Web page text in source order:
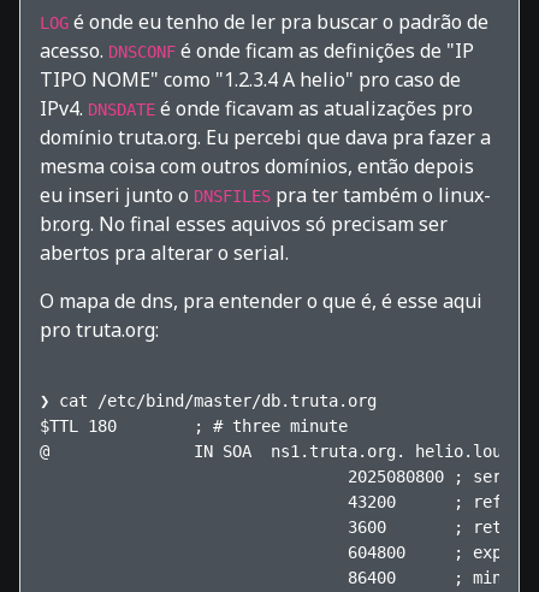
LOG é onde eu tenho de ler pra buscar o padrão de
acesso. DNSCONF é onde ficam as definições de "IP
TIPO NOME" como "1.2.3.4 A helio" pro caso de
IPv4. DNSDATE é onde ficavam as atualizações pro
domínio truta.org. Eu percebi que dava pra fazer a
mesma coisa com outros domínios, então depois
eu inseri junto o DNSFILES pra ter também o linux-
br.org. No final esses aquivos só precisam ser
abertos pra alterar o serial.
O mapa de dns, pra entender o que é, é esse aqui
pro truta.org:
❯ cat /etc/bind/master/db.truta.org
$TTL 180        ; # three minute
@               IN SOA  ns1.truta.org.
                                2025080800 ; serial
43200      ;
3600       ; retry
604800     ; expire
86400      ;